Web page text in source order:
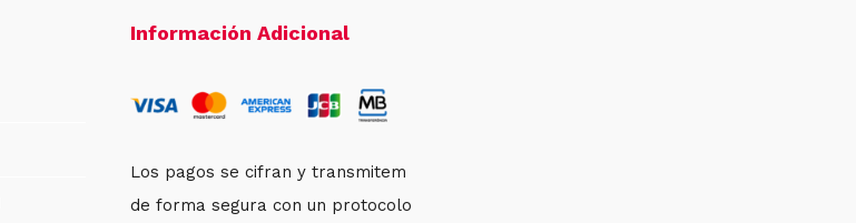
Información Adicional
Los pagos se cifran y transmitem
de forma segura con un protocolo